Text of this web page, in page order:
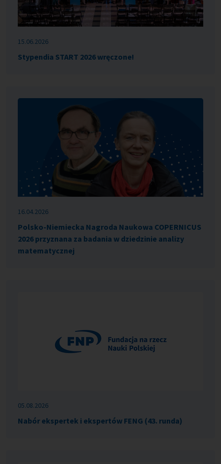
15.06.2026
Stypendia START 2026 wręczone!
16.04.2026
Polsko-Niemiecka Nagroda Naukowa COPERNICUS
2026 przyznana za badania w dziedzinie analizy
matematycznej
05.08.2026
Nabór ekspertek i ekspertów FENG (43. runda)